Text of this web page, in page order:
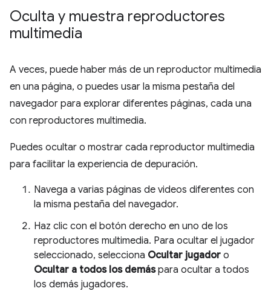
Oculta y muestra reproductores
multimedia
A veces, puede haber más de un reproductor multimedia
en una página, o puedes usar la misma pestaña del
navegador para explorar diferentes páginas, cada una
con reproductores multimedia.
Puedes ocultar o mostrar cada reproductor multimedia
para facilitar la experiencia de depuración.
Navega a varias páginas de videos diferentes con
la misma pestaña del navegador.
Haz clic con el botón derecho en uno de los
reproductores multimedia. Para ocultar el jugador
seleccionado, selecciona Ocultar jugador o
Ocultar a todos los demáspara ocultar a todos
los demás jugadores.